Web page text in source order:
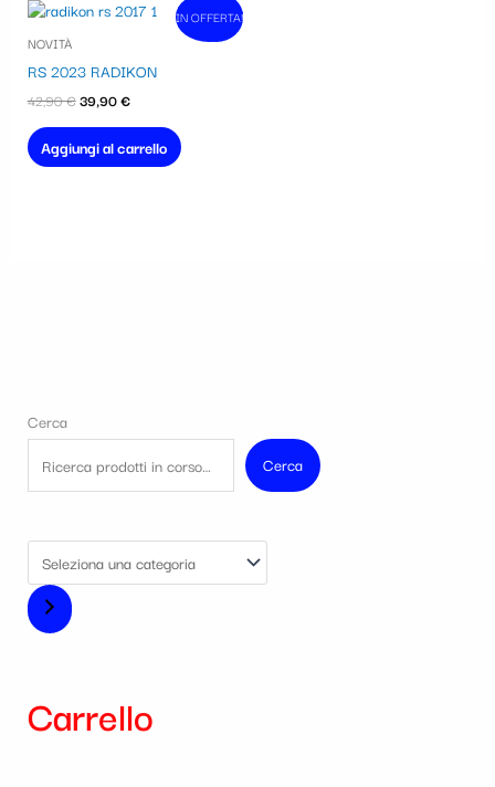
In vendita!
IN OFFERTA!
NOVITÀ
RS 2023 RADIKON
42,90€
Il
era:
39,90€
Il
è:
Aggiungi al carrello
Cerca
Cerca
Carrello